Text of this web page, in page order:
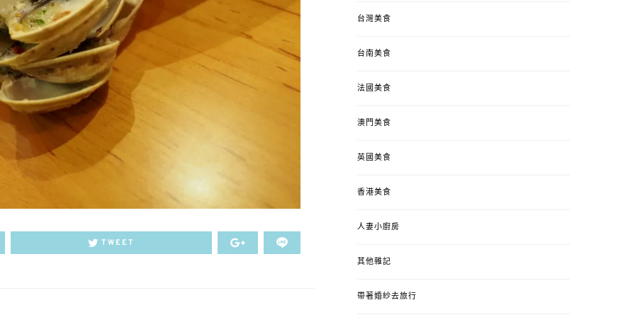
TWEET
台灣美食
台南美食
法國美食
澳門美食
英國美食
香港美食
人妻小廚房
其他雜記
帶著婚紗去旅行